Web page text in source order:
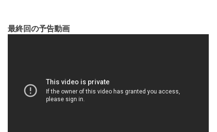
最終回の予告動画